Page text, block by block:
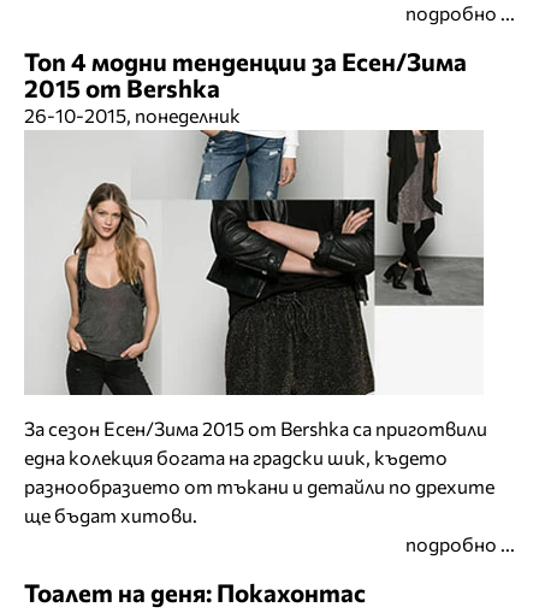
подробно ...
Топ 4 модни тенденции за Есен/Зима
2015 от Bershka
26-10-2015, понеделник
За сезон Есен/Зима 2015 от Bershka са приготвили
една колекция богата на градски шик, където
разнообразието от тъкани и детайли по дрехите
ще бъдат хитови.
подробно ...
Тоалет на деня: Покахонтас